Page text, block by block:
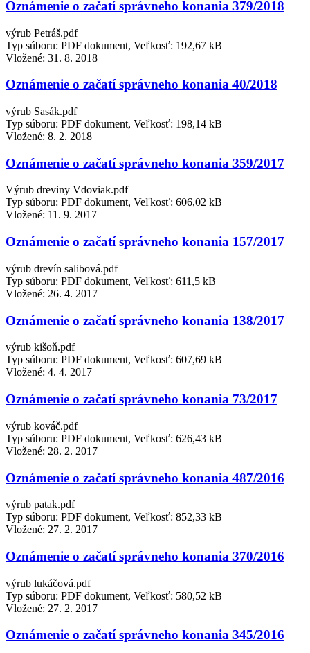
Oznámenie o začatí správneho konania 379/2018
výrub Petráš.pdf
Typ súboru: PDF dokument, Veľkosť: 192,67 kB
Vložené: 31. 8. 2018
Oznámenie o začatí správneho konania 40/2018
výrub Sasák.pdf
Typ súboru: PDF dokument, Veľkosť: 198,14 kB
Vložené: 8. 2. 2018
Oznámenie o začatí správneho konania 359/2017
Výrub dreviny Vdoviak.pdf
Typ súboru: PDF dokument, Veľkosť: 606,02 kB
Vložené: 11. 9. 2017
Oznámenie o začatí správneho konania 157/2017
výrub drevín salibová.pdf
Typ súboru: PDF dokument, Veľkosť: 611,5 kB
Vložené: 26. 4. 2017
Oznámenie o začatí správneho konania 138/2017
výrub kišoň.pdf
Typ súboru: PDF dokument, Veľkosť: 607,69 kB
Vložené: 4. 4. 2017
Oznámenie o začatí správneho konania 73/2017
výrub kováč.pdf
Typ súboru: PDF dokument, Veľkosť: 626,43 kB
Vložené: 28. 2. 2017
Oznámenie o začatí správneho konania 487/2016
výrub patak.pdf
Typ súboru: PDF dokument, Veľkosť: 852,33 kB
Vložené: 27. 2. 2017
Oznámenie o začatí správneho konania 370/2016
výrub lukáčová.pdf
Typ súboru: PDF dokument, Veľkosť: 580,52 kB
Vložené: 27. 2. 2017
Oznámenie o začatí správneho konania 345/2016